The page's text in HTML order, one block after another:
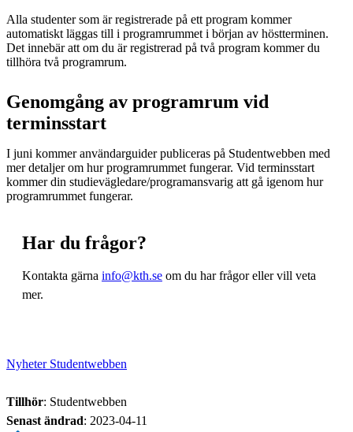
Alla studenter som är registrerade på ett program kommer
automatiskt läggas till i programrummet i början av höstterminen.
Det innebär att om du är registrerad på två program kommer du
tillhöra två programrum.
Genomgång av programrum vid
terminsstart
I juni kommer användarguider publiceras på Studentwebben med
mer detaljer om hur programrummet fungerar. Vid terminsstart
kommer din studievägledare/programansvarig att gå igenom hur
programrummet fungerar.
Har du frågor?
Kontakta gärna info@kth.se om du har frågor eller vill veta
mer.
Nyheter Studentwebben
Tillhör: Studentwebben
Senast ändrad: 2023-04-11